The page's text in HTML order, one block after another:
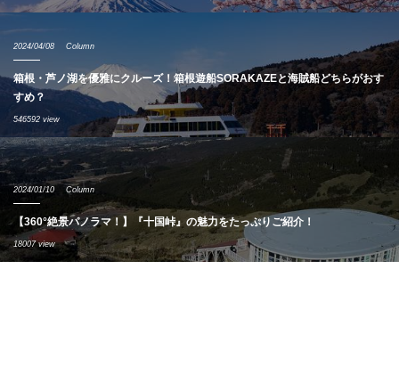
2024/04/08 Column
箱根・芦ノ湖を優雅にクルーズ！箱根遊船SORAKAZEと海賊船どちらがおす
すめ？
546592 view
2024/01/10 Column
【360°絶景パノラマ！】『十国峠』の魅力をたっぷりご紹介！
18007 view